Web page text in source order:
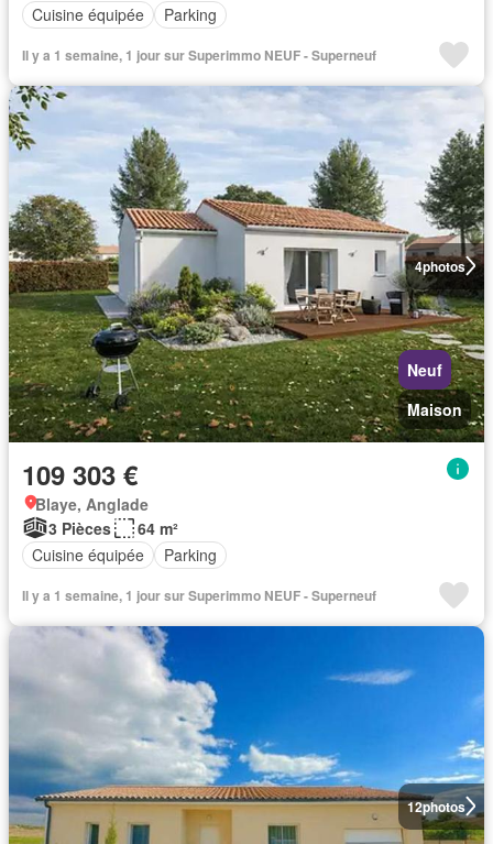
Cuisine équipée
Parking
Il y a 1 semaine, 1 jour sur Superimmo NEUF - Superneuf
4photos
Neuf
Maison
109 303 €
Blaye, Anglade
3 Pièces
64 m²
Cuisine équipée
Parking
Il y a 1 semaine, 1 jour sur Superimmo NEUF - Superneuf
12photos